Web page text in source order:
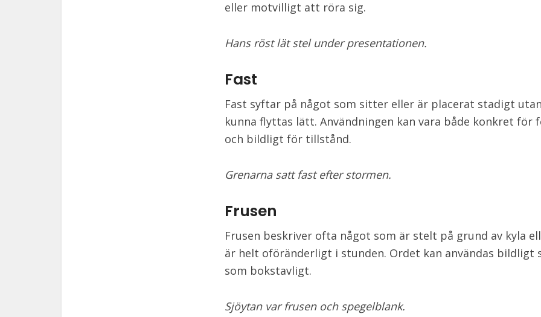
eller motvilligt att röra sig.
Hans röst lät stel under presentationen.
Fast
Fast syftar på något som sitter eller är placerat stadigt
kunna flyttas lätt. Användningen kan vara både konkret för
och bildligt för tillstånd.
Grenarna satt fast efter stormen.
Frusen
Frusen beskriver ofta något som är stelt på grund av kyla
är helt oföränderligt i stunden. Ordet kan användas bildligt
som bokstavligt.
Sjöytan var frusen och spegelblank.